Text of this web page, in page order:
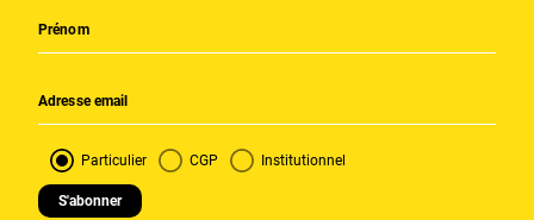
Particulier CGP Institutionnel
S'abonner